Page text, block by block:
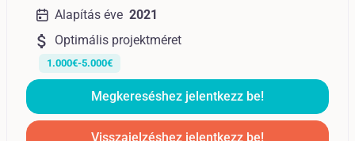
Alapítás éve 2021
attach_money Optimális projektméret
1.000€-5.000€
Megkereséshez jelentkezz be!
Visszajelzéshez jelentkezz be!